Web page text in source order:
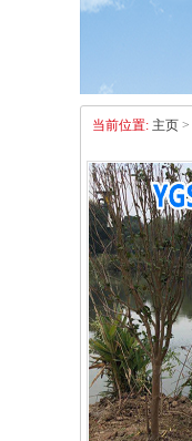
当前位置: 主页 >